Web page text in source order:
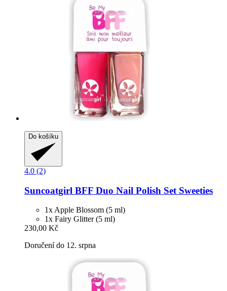
Do košíku
4.0 (2)
Suncoatgirl BFF Duo Nail Polish Set Sweeties
1x Apple Blossom (5 ml)
1x Fairy Glitter (5 ml)
230,00 Kč
Doručení do 12. srpna